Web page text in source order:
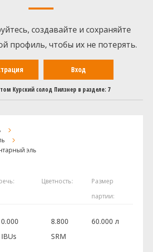
создавайте и сохраняйте
профиль, чтобы их не потерять.
Вход
Курский солод Пилзнер в разделе: 7
эль
Цветность:
Размер
партии:
0.000
IBUs
8.800
SRM
60.000 л